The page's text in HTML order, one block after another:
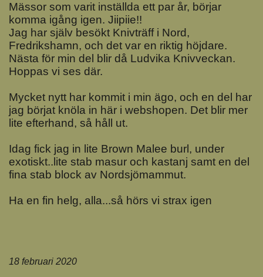
Mässor som varit inställda ett par år, börjar
komma igång igen. Jiipiie!!
Jag har själv besökt Knivträff i Nord,
Fredrikshamn, och det var en riktig höjdare.
Nästa för min del blir då Ludvika Knivveckan.
Hoppas vi ses där.
Mycket nytt har kommit i min ägo, och en del har
jag börjat knöla in här i webshopen. Det blir mer
lite efterhand, så håll ut.
Idag fick jag in lite Brown Malee burl, under
exotiskt..lite stab masur och kastanj samt en del
fina stab block av Nordsjömammut.
Ha en fin helg, alla...så hörs vi strax igen
18 februari 2020